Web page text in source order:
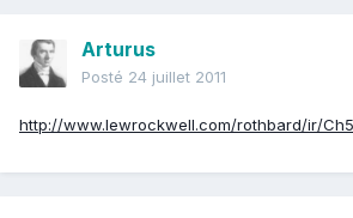
Arturus
Posté 24 juillet 2011
http://www.lewrockwell.com/rothbard/ir/